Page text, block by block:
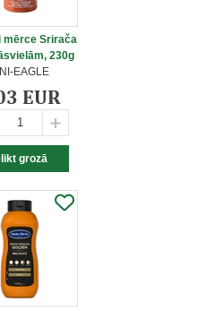
mērce Srirača
230g
EAGLE
EUR